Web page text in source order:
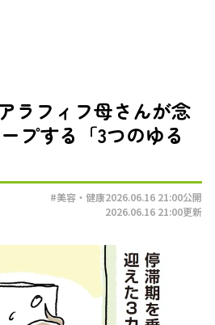
ラフィフ母さんが念
プする「3つのゆる
#美容・健康2026.06.16 21:00公開
2026.06.16 21:00更新